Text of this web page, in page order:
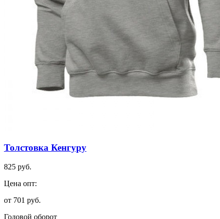
Толстовка Кенгуру
825 руб.
Цена опт:
от 701 руб.
Годовой оборот